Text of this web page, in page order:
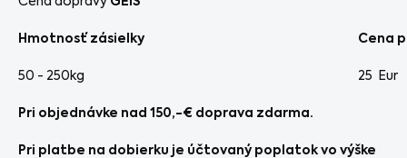
Hmotnosť zásielky Cena
50 - 250kg 25 Eur
Pri objednávke nad 150,-€ doprava zdarma.
Pri platbe na dobierku je účtovaný poplatok vo výške